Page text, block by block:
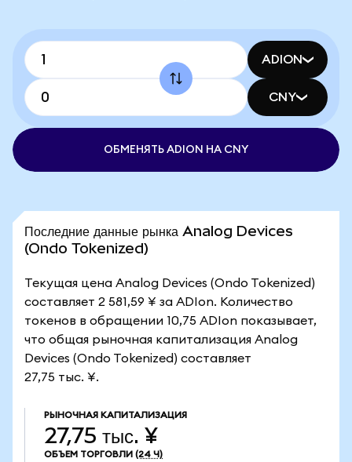
ADION
CNY
ОБМЕНЯТЬ ADION НА CNY
Последние данные рынка Analog Devices
(Ondo Tokenized)
Текущая цена Analog Devices (Ondo Tokenized)
составляет 2 581,59 ¥ за ADIon. Количество
токенов в обращении 10,75 ADIon показывает,
что общая рыночная капитализация Analog
Devices (Ondo Tokenized) составляет
27,75 тыс. ¥.
РЫНОЧНАЯ КАПИТАЛИЗАЦИЯ
27,75 тыс. ¥
ОБЪЕМ ТОРГОВЛИ (24 Ч)